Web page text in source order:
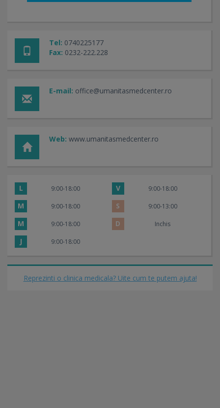
Tel: 0740225177
Fax: 0232-222.228
E-mail: office@umanitasmedcenter.ro
Web: www.umanitasmedcenter.ro
L 9:00-18:00 V 9:00-18:00
M 9:00-18:00 S 9:00-13:00
M 9:00-18:00 D Inchis
J 9:00-18:00
Reprezinti o clinica medicala? Uite cum te putem ajuta!